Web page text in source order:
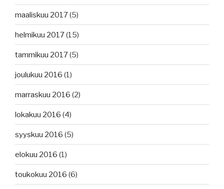
maaliskuu 2017(5)
helmikuu 2017(15)
tammikuu 2017(5)
joulukuu 2016 (1)
marraskuu 2016 (2)
lokakuu 2016 (4)
syyskuu 2016 (5)
elokuu 2016 (1)
toukokuu 2016 (6)